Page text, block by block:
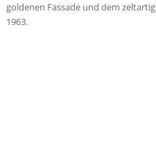
goldenen Fassade und dem
1963.